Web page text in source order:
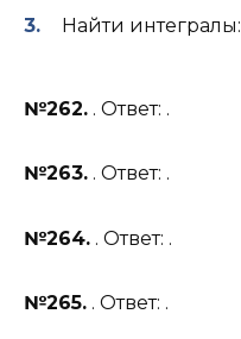
Найти интегралы:
№262. . Ответ: .
№263. . Ответ: .
№264. . Ответ: .
№265. . Ответ: .